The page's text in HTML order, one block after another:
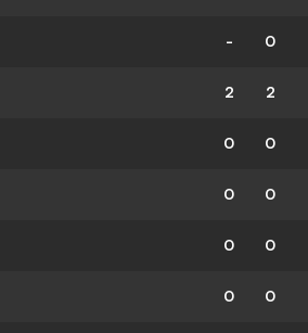
- 0
2 2
0 0
0 0
0 0
0 0